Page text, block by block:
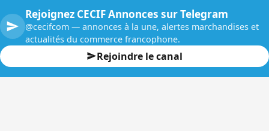
Rejoignez CECIF Annonces sur Telegram
@cecifcom — annonces à la une, alertes marchandises et
actualités du commerce francophone.
Rejoindre le canal